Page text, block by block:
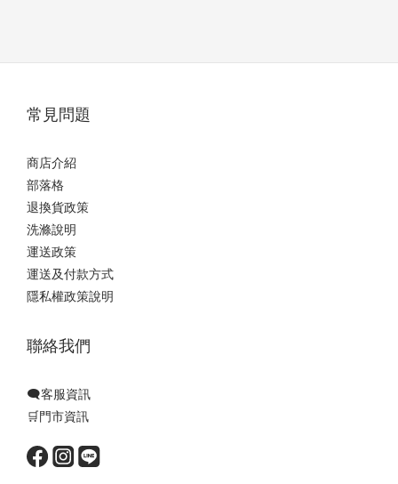
常見問題
商店介紹
部落格
退換貨政策
洗滌說明
運送政策
運送及付款方式
隱私權政策說明
聯絡我們
🗨️客服資訊
🛒門市資訊